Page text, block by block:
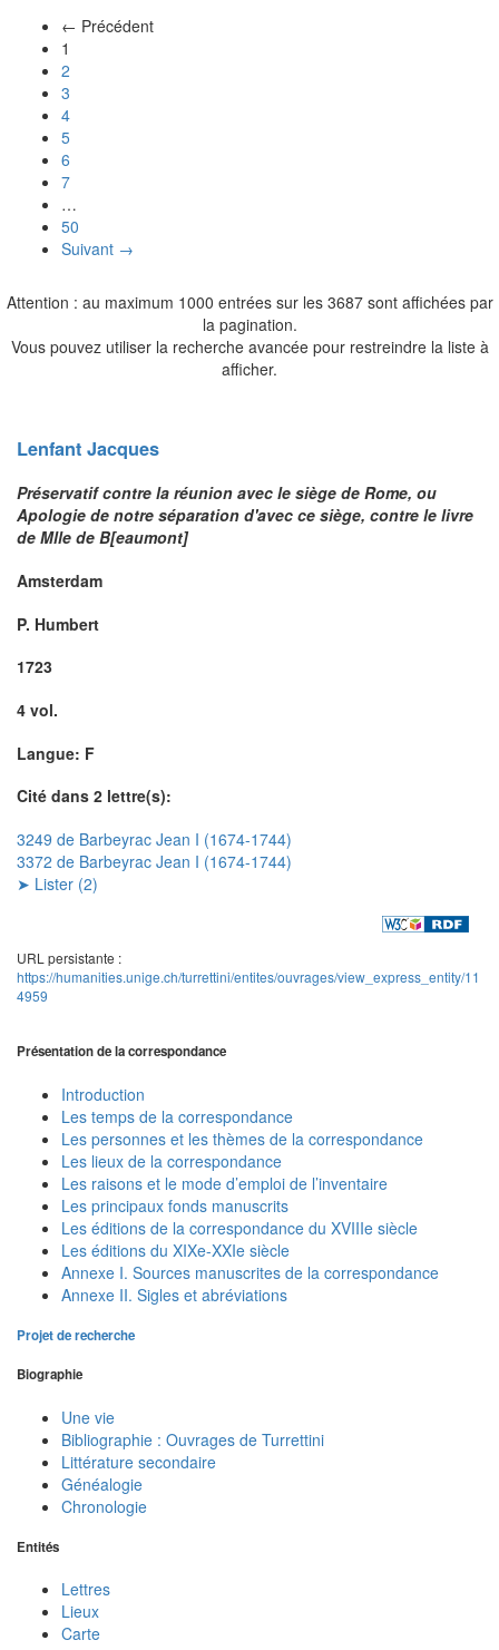
← Précédent
1
2
3
4
5
6
7
…
50
Suivant →
Attention : au maximum 1000 entrées sur les 3687 sont affichées par
la pagination.
Vous pouvez utiliser la recherche avancée pour restreindre la liste à
afficher.
Lenfant Jacques
Préservatif contre la réunion avec le siège de Rome, ou
Apologie de notre séparation d'avec ce siège, contre le livre
de Mlle de B[eaumont]
Amsterdam
P. Humbert
1723
4 vol.
Langue: F
Cité dans 2 lettre(s):
3249 de Barbeyrac Jean I (1674-1744)
3372 de Barbeyrac Jean I (1674-1744)
➤ Lister (2)
URL persistante :
https://humanities.unige.ch/turrettini/entites/ouvrages/view_express_entity/11
4959
Présentation de la correspondance
Introduction
Les temps de la correspondance
Les personnes et les thèmes de la correspondance
Les lieux de la correspondance
Les raisons et le mode d’emploi de l’inventaire
Les principaux fonds manuscrits
Les éditions de la correspondance du XVIIIe siècle
Les éditions du XIXe-XXIe siècle
Annexe I. Sources manuscrites de la correspondance
Annexe II. Sigles et abréviations
Projet de recherche
Biographie
Une vie
Bibliographie : Ouvrages de Turrettini
Littérature secondaire
Généalogie
Chronologie
Entités
Lettres
Lieux
Carte